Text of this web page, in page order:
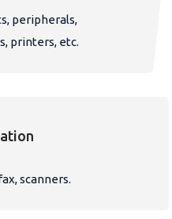
peripherals,
printers, etc.
scanners.